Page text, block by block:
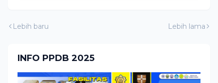
Lebih baru Lebih lama
INFO PPDB 2025